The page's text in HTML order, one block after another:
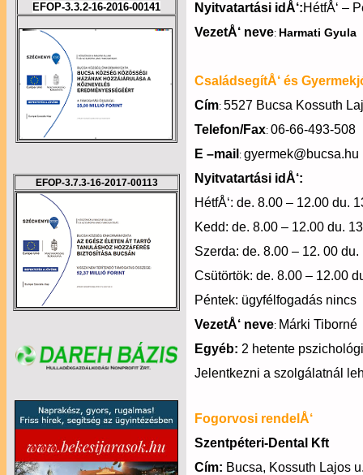
EFOP-3.3.2-16-2016-00141
EFOP-3.7.3-16-2017-00113
Nyitvatartási idÅ‘:HétfÅ‘ –
VezetÅ‘ neve: Harmati Gyula
CsaládsegítÅ‘ és
Cím: 5527 Bucsa Kossuth
Telefon/Fax: 06-66-493-508
E –mail : gyermek@bucsa.hu
Nyitvatartási idÅ‘:
HétfÅ‘: de. 8.00 – 12.00 du.
Kedd: de. 8.00 – 12.00 du.
Szerda: de. 8.00 – 12. 00
Csütörtök: de. 8.00 – 12.00
Péntek: ügyfélfogadás nincs
VezetÅ‘ neve: Márki Tiborné
Egyéb: 2 hetente
Jelentkezni a szolgálatnál
Fogorvosi rendelÅ‘
Szentpéteri-Dental Kft
Cím: Bucsa, Kossuth Lajos